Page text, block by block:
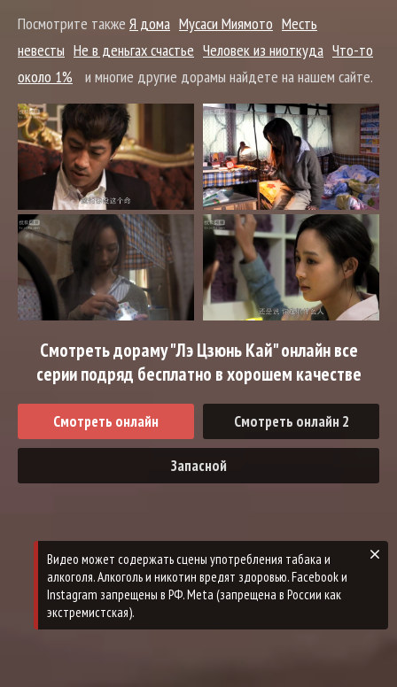
Посмотрите также Я дома Мусаси Миямото Месть
невесты Не в деньгах счастье Человек из ниоткуда Что-то
около 1%
и многие другие дорамы найдете на нашем сайте.
Смотреть дораму "Лэ Цзюнь Кай" онлайн все
серии подряд бесплатно в хорошем качестве
Смотреть онлайн Смотреть онлайн 2
Запасной